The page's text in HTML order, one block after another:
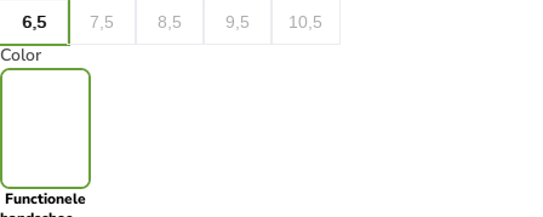
6,5
7,5 8,5 9,5 10,5
Color
Functionele